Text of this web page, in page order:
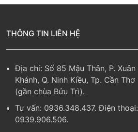
THÔNG TIN LIÊN HỆ
Địa chỉ: Số 85 Mậu Thân, P. Xuân
Khánh, Q. Ninh Kiều, Tp. Cần Thơ
(gần chùa Bửu Trì).
Tư vấn: 0936.348.437. Điện thoại:
0939.906.506.